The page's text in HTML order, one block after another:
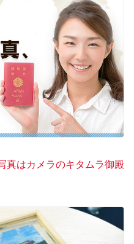
真はカメラのキタムラ御殿